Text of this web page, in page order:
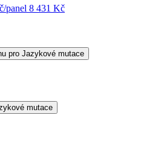
panel 8 431 Kč
pro Jazykové mutace
mutace